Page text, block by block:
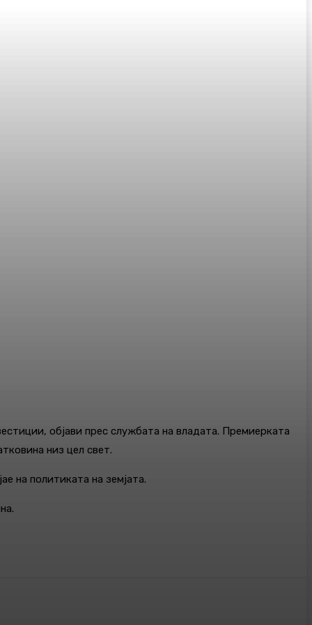
објави прес службата на владата. Премиерката
низ цел свет.
на политиката на земјата.